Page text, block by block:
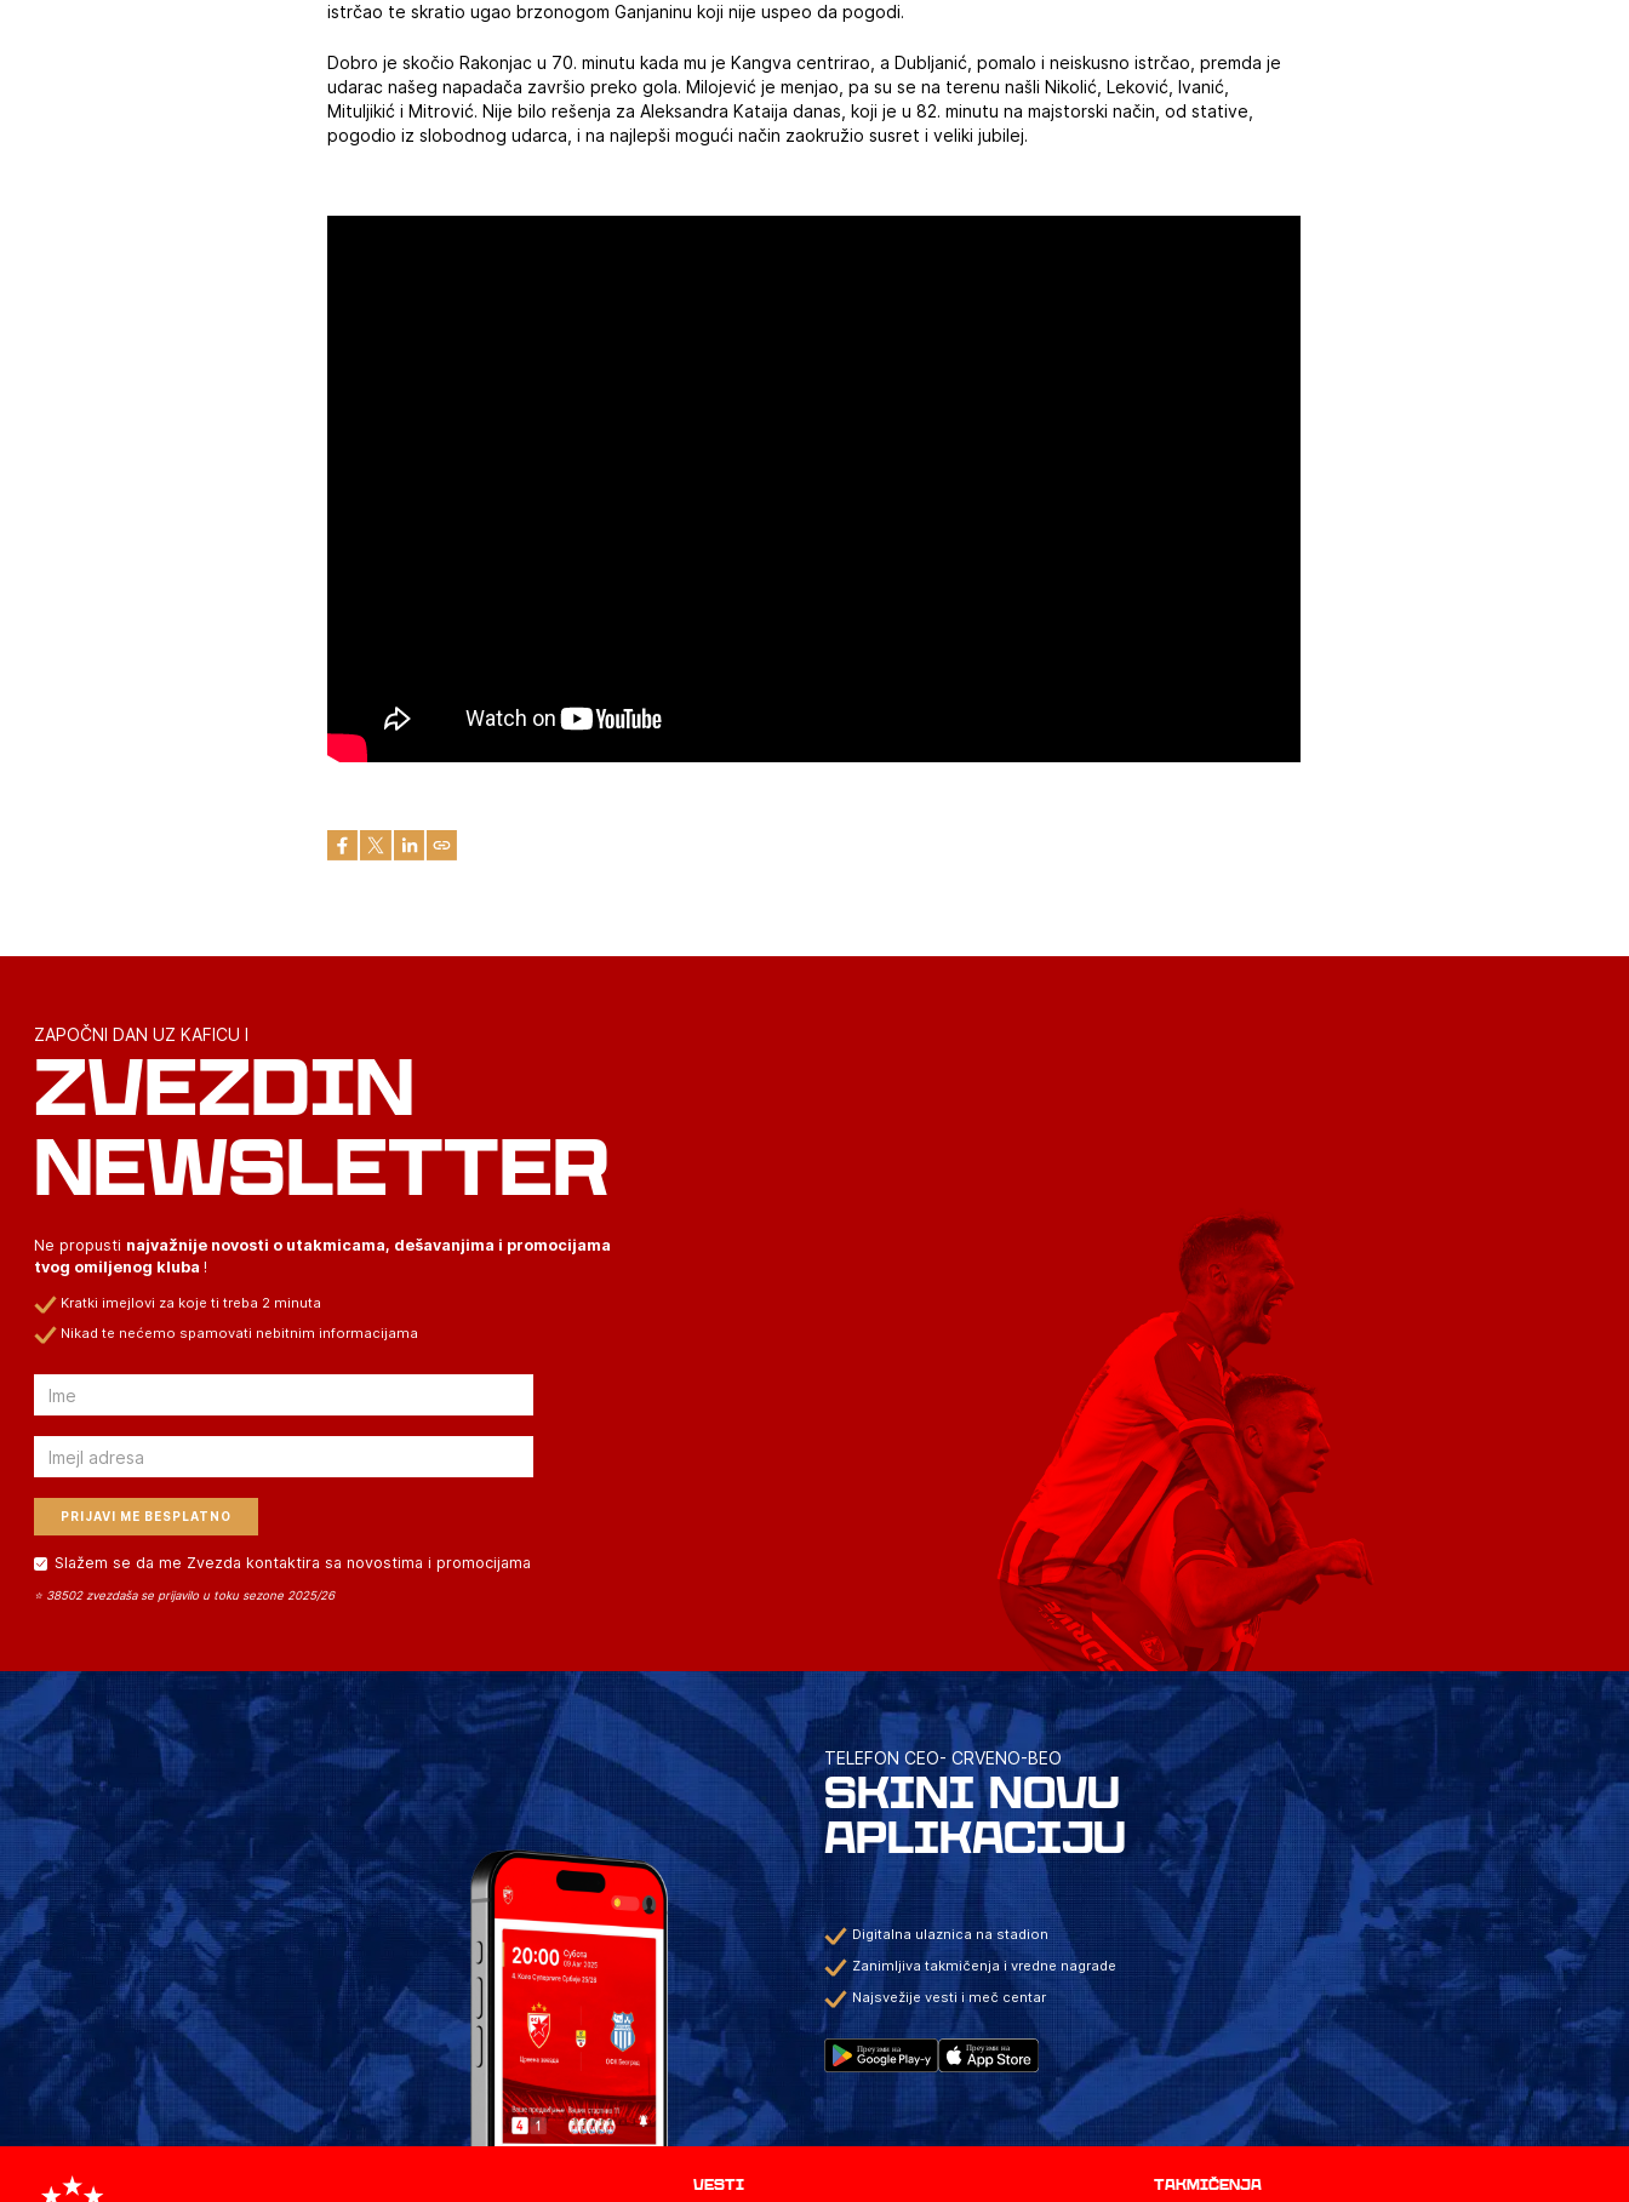
istrčao te skratio ugao brzonogom Ganjaninu koji nije uspeo da pogodi.
Dobro je skočio Rakonjac u 70. minutu kada mu je Kangva centrirao, a Dubljanić, pomalo i neiskusno istrčao, premda je
udarac našeg napadača završio preko gola. Milojević je menjao, pa su se na terenu našli Nikolić, Leković, Ivanić,
Mituljikić i Mitrović. Nije bilo rešenja za Aleksandra Kataija danas, koji je u 82. minutu na majstorski način, od stative,
pogodio iz slobodnog udarca, i na najlepši mogući način zaokružio susret i veliki jubilej.
ZAPOČNI DAN UZ KAFICU I
ZVEZDIN
NEWSLETTER
Ne propusti najvažnije novosti o utakmicama, dešavanjima i promocijama
tvog omiljenog kluba !
Kratki imejlovi za koje ti treba 2 minuta
Nikad te nećemo spamovati nebitnim informacijama
Email
Email
Slažem se da me Zvezda kontaktira sa novostima i promocijama
⭐ 38502 zvezdaša se prijavilo u toku sezone 2025/26
TELEFON CEO- CRVENO-BEO
SKINI NOVU
APLIKACIJU
Digitalna ulaznica na stadion
Zanimljiva takmičenja i vredne nagrade
Najsvežije vesti i meč centar
Vesti Takmičenja